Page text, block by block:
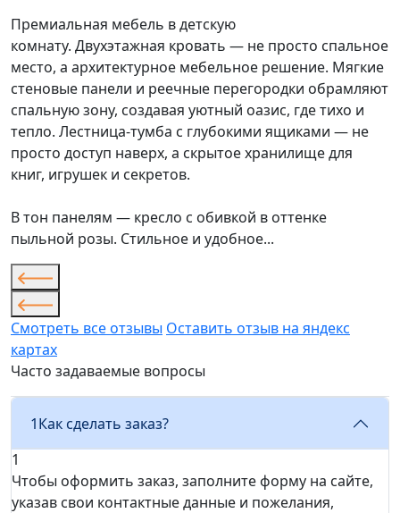
Премиальная мебель в детскую
комнату. Двухэтажная кровать — не просто спальное
место, а архитектурное мебельное решение. Мягкие
стеновые панели и реечные перегородки обрамляют
спальную зону, создавая уютный оазис, где тихо и
тепло. Лестница-тумба с глубокими ящиками — не
просто доступ наверх, а скрытое хранилище для
книг, игрушек и секретов.
В тон панелям — кресло с обивкой в оттенке
пыльной розы. Стильное и удобное...
Смотреть все отзывы Оставить отзыв на яндекс
картах
Часто задаваемые вопросы
1Как сделать заказ?
1
Чтобы оформить заказ, заполните форму на сайте,
указав свои контактные данные и пожелания,